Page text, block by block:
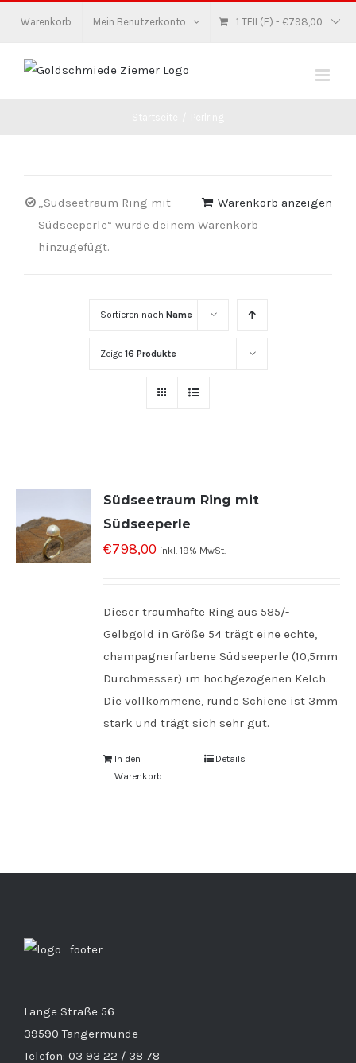
Warenkorb Mein Benutzerkonto 1 TEIL(E) - €798,00
Warenkorb anzeigen
„Südseetraum Ring mit
Südseeperle“ wurde deinem Warenkorb
hinzugefügt.
Sortieren nach Name
Zeige 16 Produkte
Südseetraum Ring mit
Südseeperle
€798,00 inkl. 19% MwSt.
Dieser traumhafte Ring aus 585/-
Gelbgold in Größe 54 trägt eine echte,
champagnerfarbene Südseeperle (10,5mm
Durchmesser) im hochgezogenen Kelch.
Die vollkommene, runde Schiene ist 3mm
stark und trägt sich sehr gut.
In den
Warenkorb
Details
Lange Straße 56
39590 Tangermünde
Telefon: 03 93 22 / 38 78